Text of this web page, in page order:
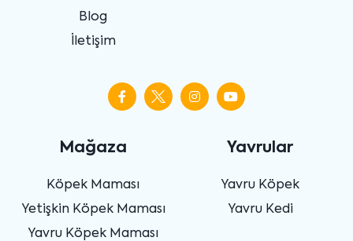
Blog
İletişim
Mağaza
Köpek Maması
Yetişkin Köpek Maması
Yavru Köpek Maması
Yavrular
Yavru Köpek
Yavru Kedi